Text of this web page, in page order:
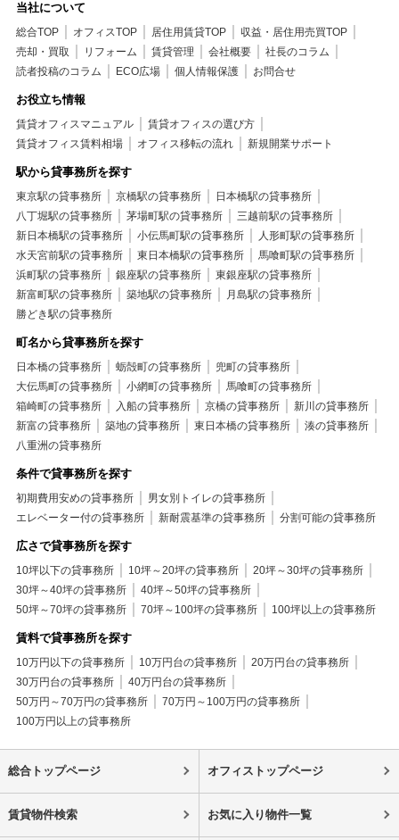
当社について
総合TOP オフィスTOP 居住用賃貸TOP
収益・居住用売買TOP
売却・買取
リフォーム 賃貸管理 会社概要
社長のコラム
読者投稿のコラム
ECO広場 個人情報保護 お問合せ
お役立ち情報
賃貸オフィスマニュアル
賃貸オフィスの選び方
賃貸オフィス賃料相場
オフィス移転の流れ 新規開業サポート
駅から貸事務所を探す
東京駅の貸事務所 京橋駅の貸事務所
日本橋駅の貸事務所
八丁堀駅の貸事務所
茅場町駅の貸事務所
三越前駅の貸事務所
新日本橋駅の貸事務所
小伝馬町駅の貸事務所
人形町駅の貸事務所
水天宮前駅の貸事務所
東日本橋駅の貸事務所
馬喰町駅の貸事務所
浜町駅の貸事務所
銀座駅の貸事務所
東銀座駅の貸事務所
新富町駅の貸事務所
築地駅の貸事務所
月島駅の貸事務所
勝どき駅の貸事務所
町名から貸事務所を探す
日本橋の貸事務所 蛎殻町の貸事務所
兜町の貸事務所
大伝馬町の貸事務所
小網町の貸事務所
馬喰町の貸事務所
箱崎町の貸事務所
入船の貸事務所 京橋の貸事務所
新川の貸事務所
新富の貸事務所
築地の貸事務所 東日本橋の貸事務所
湊の貸事務所
八重洲の貸事務所
条件で貸事務所を探す
初期費用安めの貸事務所
男女別トイレの貸事務所
エレベーター付の貸事務所
新耐震基準の貸事務所 分割可能の貸事務所
広さで貸事務所を探す
10坪以下の貸事務所 10坪～20坪の貸事務所
20坪～30坪の貸事務所
30坪～40坪の貸事務所
40坪～50坪の貸事務所
50坪～70坪の貸事務所
70坪～100坪の貸事務所 100坪以上の貸事務所
賃料で貸事務所を探す
10万円以下の貸事務所 10万円台の貸事務所
20万円台の貸事務所
30万円台の貸事務所
40万円台の貸事務所
50万円～70万円の貸事務所
70万円～100万円の貸事務所
100万円以上の貸事務所
総合トップページ オフィストップページ
賃貸物件検索 お気に入り物件一覧